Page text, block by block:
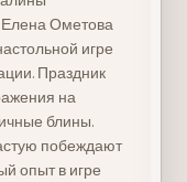
Ометова
игре
Праздник
на
блины.
побеждают
опыт в игре